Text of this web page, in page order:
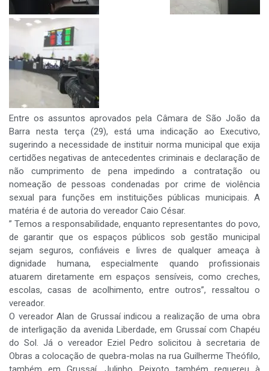
Entre os assuntos aprovados pela Câmara de São João da
Barra nesta terça (29), está uma indicação ao Executivo,
sugerindo a necessidade de instituir norma municipal que exija
certidões negativas de antecedentes criminais e declaração de
não cumprimento de pena impedindo a contratação ou
nomeação de pessoas condenadas por crime de violência
sexual para funções em instituições públicas municipais. A
matéria é de autoria do vereador Caio César.
” Temos a responsabilidade, enquanto representantes do povo,
de garantir que os espaços públicos sob gestão municipal
sejam seguros, confiáveis e livres de qualquer ameaça à
dignidade humana, especialmente quando profissionais
atuarem diretamente em espaços sensíveis, como creches,
escolas, casas de acolhimento, entre outros”, ressaltou o
vereador.
O vereador Alan de Grussaí indicou a realização de uma obra
de interligação da avenida Liberdade, em Grussaí com Chapéu
do Sol. Já o vereador Eziel Pedro solicitou à secretaria de
Obras a colocação de quebra-molas na rua Guilherme Theófilo,